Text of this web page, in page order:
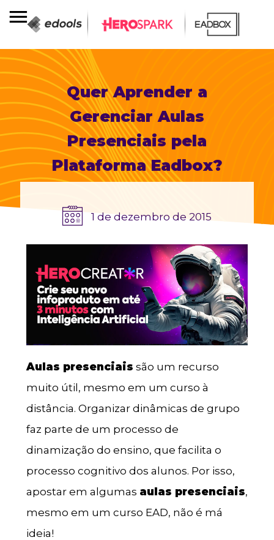
Quer Aprender a
Gerenciar Aulas
Presenciais pela
Plataforma Eadbox?
1 de dezembro de 2015
Aulas presenciais são um recurso
muito útil, mesmo em um curso à
distância. Organizar dinâmicas de grupo
faz parte de um processo de
dinamização do ensino, que facilita o
processo cognitivo dos alunos. Por isso,
apostar em algumas aulas presenciais,
mesmo em um curso EAD, não é má
ideia!